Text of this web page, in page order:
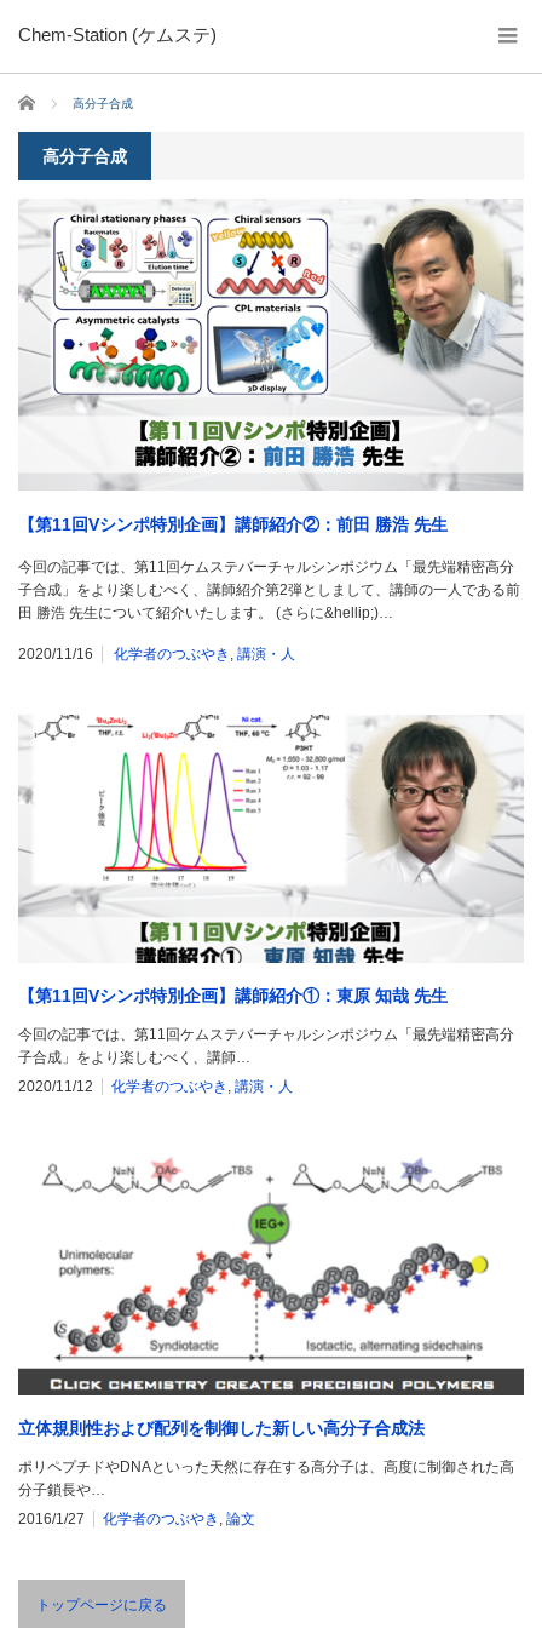
Chem-Station (ケムステ)
ホーム 高分子合成
高分子合成
【第11回Vシンポ特別企画】講師紹介②：前田 勝浩 先生
今回の記事では、第11回ケムステバーチャルシンポジウム「最先端精密高分
子合成」をより楽しむべく、講師紹介第2弾としまして、講師の一人である前
田 勝浩 先生について紹介いたします。 (さらに&hellip;)…
2020/11/16 化学者のつぶやき 講演・人
【第11回Vシンポ特別企画】講師紹介①：東原 知哉 先生
今回の記事では、第11回ケムステバーチャルシンポジウム「最先端精密高分
子合成」をより楽しむべく、講師…
2020/11/12
化学者のつぶやき , 講演・人
立体規則性および配列を制御した新しい高分子合成法
ポリペプチドやDNAといった天然に存在する高分子は、高度に制御された高
分子鎖長や…
2016/1/27
化学者のつぶやき , 論文
トップページに戻る